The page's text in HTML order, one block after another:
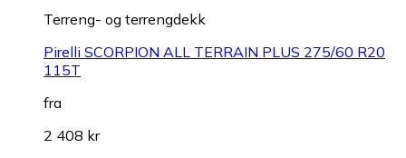
Terreng- og terrengdekk
Pirelli SCORPION ALL TERRAIN PLUS 275/60 R20
115T
fra
2 408 kr